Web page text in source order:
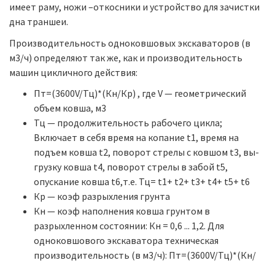
имеет раму, ножи –откосники и устройство для зачистки
дна траншеи.
Производительность одноковшовых экскаваторов (в
м3/ч) опреде­ляют так же, как и производительность
машин цикличного действия:
Пт=(3600V/Тц)*(Кн/Кр) , где V — геометрический
объем ковша, м3
Тц — продолжительность рабочего цикла;
Включает в себя время на копание t1, время на
подъем ковша t2, поворот стрелы с ковшом t3, вы­
грузку ковша t4, поворот стрелы в забой t5,
опускание ковша t6,т.е. Тц= t1+ t2+ t3+ t4+ t5+ t6
Кр — коэф разрыхления грунта
Кн — коэф наполнения ковша грунтом в
разрыхленном состоянии: Кн = 0,6 ... 1,2. Для
одноковшового экскаватора техническая
производительность (в м3/ч): Пт=(3600V/Тц)*(Кн/